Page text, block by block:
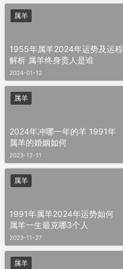
1955年属羊2024年运势及运程
解析 属羊终身贵人是谁
2024-01-12
属羊
2024年冲哪一年的羊 1991年
属羊的婚姻如何
2023-12-11
属羊
1991年属羊2024年运势如何
属羊一生最克哪3个人
2023-11-27
属羊
属羊